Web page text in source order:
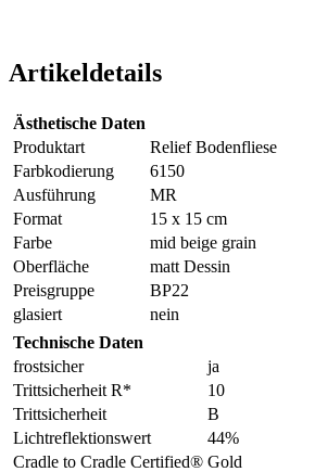
Artikeldetails
Ästhetische Daten
Produktart
Relief Bodenfliese
Farbkodierung
6150
Ausführung
MR
Format
15 x 15 cm
Farbe
mid beige grain
Oberfläche
matt Dessin
Preisgruppe
BP22
glasiert
nein
Technische Daten
frostsicher
ja
Trittsicherheit R*
10
Trittsicherheit
B
Lichtreflektionswert
44%
Cradle to Cradle Certified® Gold